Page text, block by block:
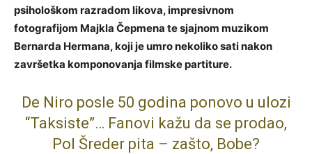
psihološkom razradom likova, impresivnom
fotografijom Majkla Čepmena te sjajnom muzikom
Bernarda Hermana, koji je umro nekoliko sati nakon
završetka komponovanja filmske partiture.
De Niro posle 50 godina ponovo u ulozi
“Taksiste”… Fanovi kažu da se prodao,
Pol Šreder pita – zašto, Bobe?